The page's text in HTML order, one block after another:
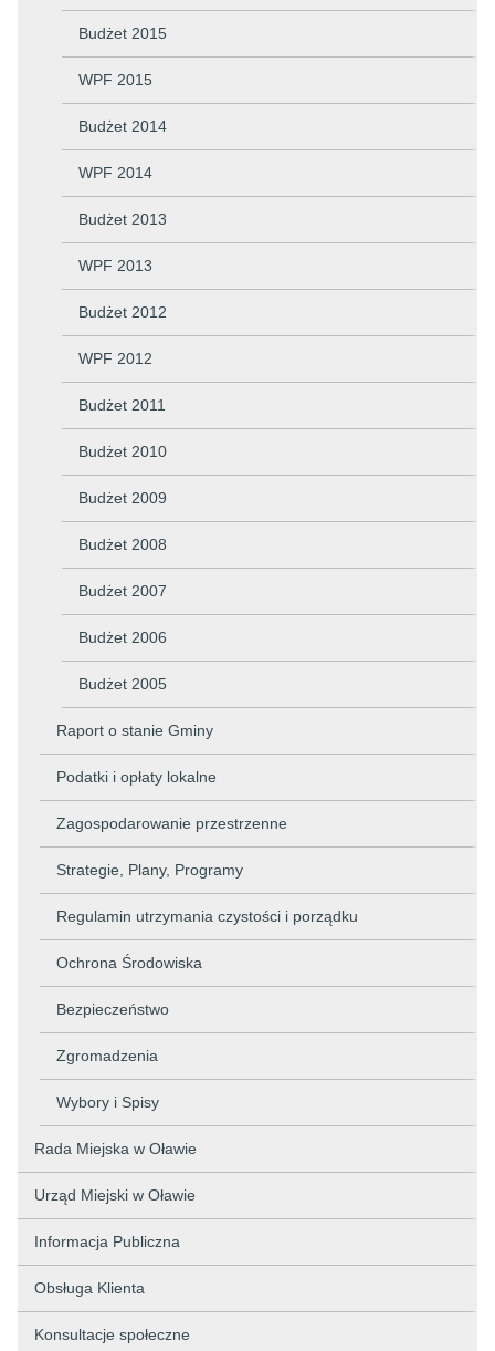
Budżet 2015
WPF 2015
Budżet 2014
WPF 2014
Budżet 2013
WPF 2013
Budżet 2012
WPF 2012
Budżet 2011
Budżet 2010
Budżet 2009
Budżet 2008
Budżet 2007
Budżet 2006
Budżet 2005
Raport o stanie Gminy
Podatki i opłaty lokalne
Zagospodarowanie przestrzenne
Strategie, Plany, Programy
Regulamin utrzymania czystości i porządku
Ochrona Środowiska
Bezpieczeństwo
Zgromadzenia
Wybory i Spisy
Rada Miejska w Oławie
Urząd Miejski w Oławie
Informacja Publiczna
Obsługa Klienta
Konsultacje społeczne